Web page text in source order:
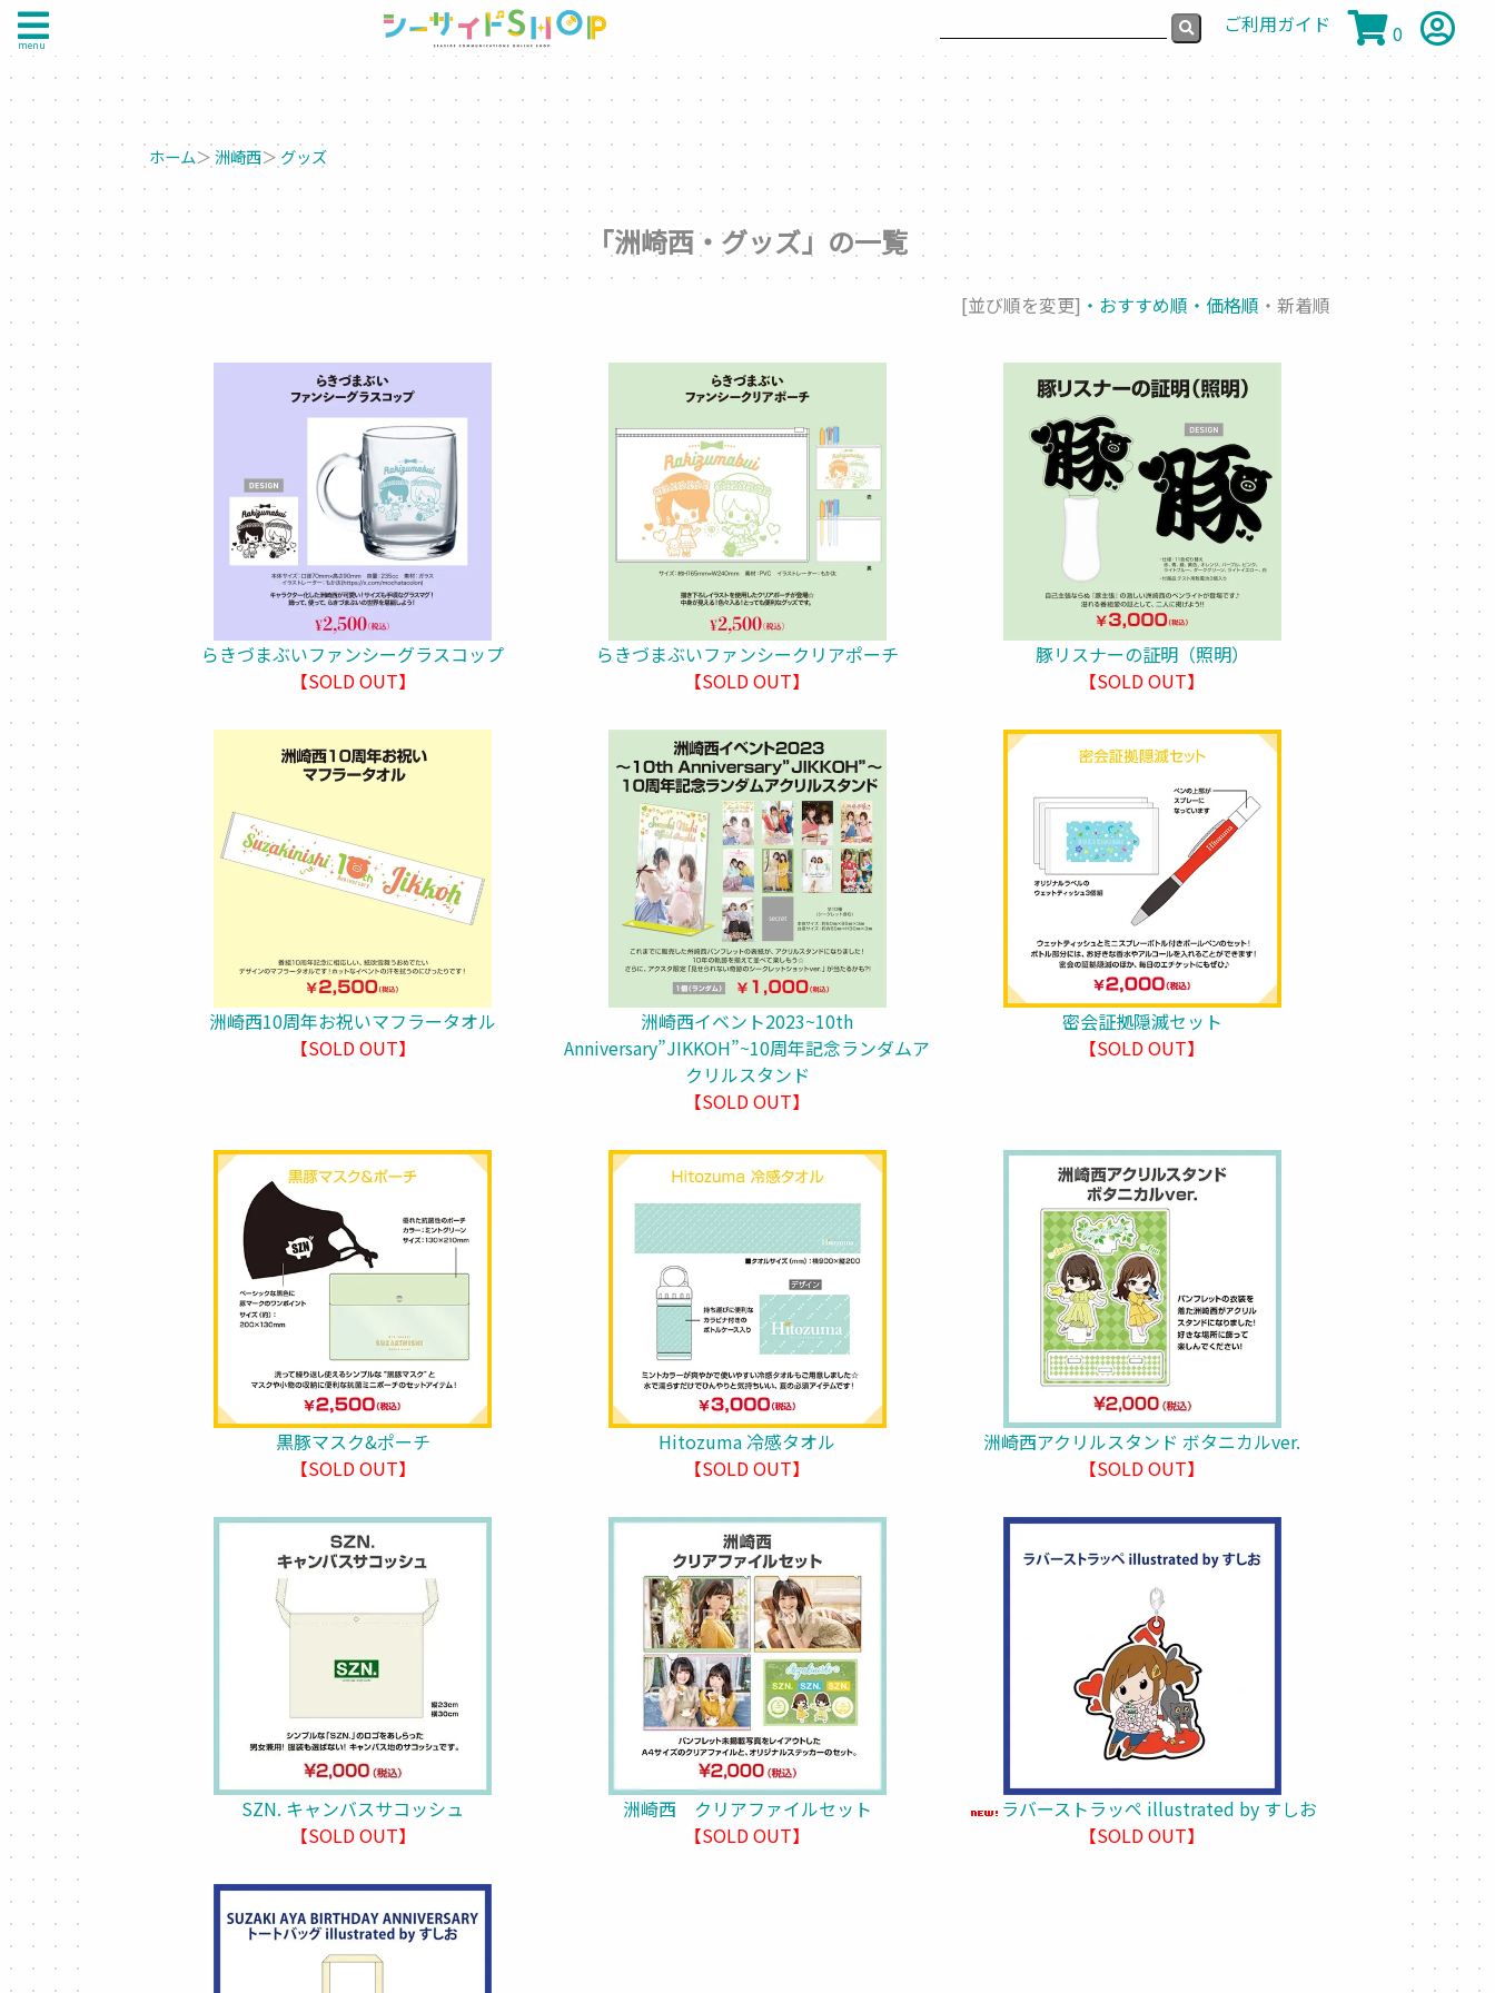
menu
ご利用ガイド 0
ホーム＞洲崎西＞ グッズ
「洲崎西・グッズ」の一覧
[並び順を変更] ・おすすめ順 ・価格順 ・新着順
らきづまぶいファンシーグラスコップ
【SOLD OUT】
らきづまぶいファンシークリアポーチ
【SOLD OUT】
豚リスナーの証明（照明）
【SOLD OUT】
洲崎西10周年お祝いマフラータオル
【SOLD OUT】
洲崎西イベント2023~10th
Anniversary”JIKKOH”~10周年記念ランダムア
クリルスタンド
【SOLD OUT】
密会証拠隠滅セット
【SOLD OUT】
黒豚マスク&ポーチ
【SOLD OUT】
Hitozuma 冷感タオル
【SOLD OUT】
洲崎西アクリルスタンド ボタニカルver.
【SOLD OUT】
SZN. キャンバスサコッシュ
【SOLD OUT】
洲崎西 クリアファイルセット
【SOLD OUT】
ラバーストラッペ illustrated by すしお
【SOLD OUT】